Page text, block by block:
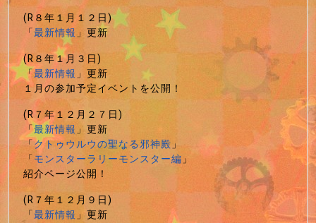
(R８年１月１２日)
「最新情報」更新
(R８年１月３日)
「最新情報」更新
１月の参加予定イベントを公開！
(R７年１２月２７日)
「最新情報」更新
「クトゥウルウの聖なる邪神殿」
「モンスターラリーモンスター編」
紹介ページ公開！
(R７年１２月９日)
「最新情報」更新